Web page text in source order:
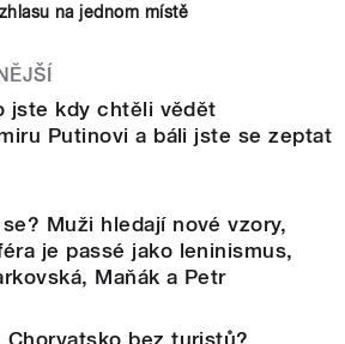
na jednom místě
jste kdy chtěli vědět
Putinovi a báli jste se zeptat
Muži hledají nové vzory,
je passé jako leninismus,
Maňák a Petr
Chorvatsko bez turistů?